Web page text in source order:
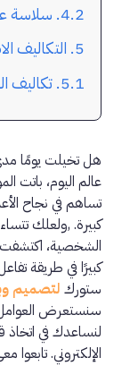
سلاسة
التكاليف
تكاليف
هل تخيلت يومًا
عالم اليوم، باتت
تساهم في نجاح
كبيرة. ,ولعلك
الشخصية،
كبيرًا في طريقة
ستورك لتصميم
سنستعرض
لنساعدك في اتخاذ
الإلكتروني.